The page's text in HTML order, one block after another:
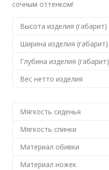
сочным оттенком!
Высота изделия (габарит)
Ширина изделия (габарит)
Глубина изделия (габарит)
Вес нетто изделия
Мягкость сиденья
Мягкость спинки
Материал обивки
Материал ножек